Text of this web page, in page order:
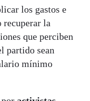
los gastos e
recuperar la
que perciben
partido sean
mínimo